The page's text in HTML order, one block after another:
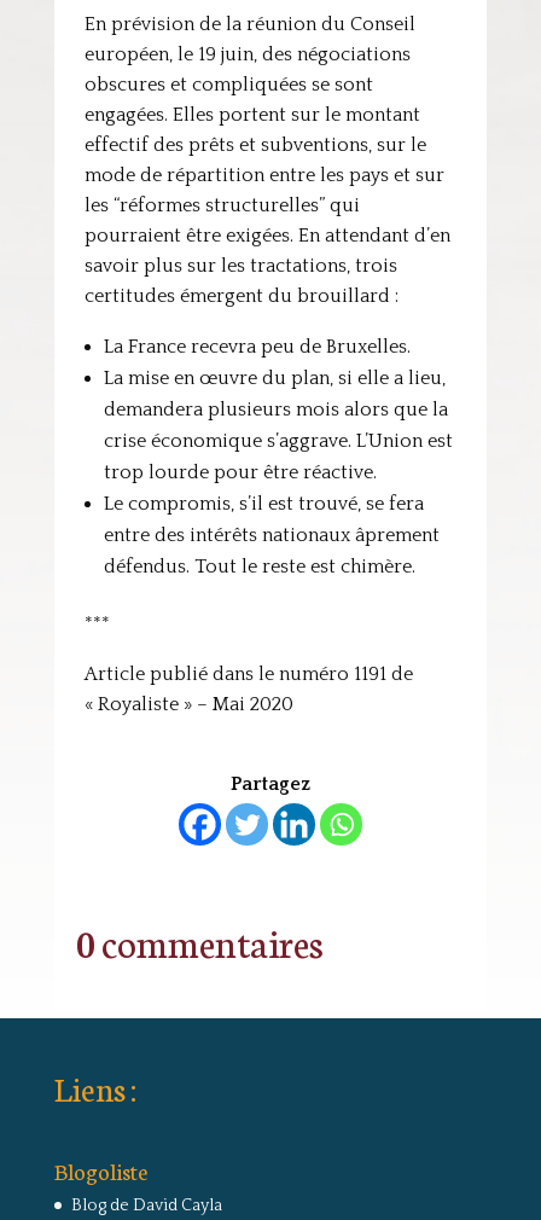
En prévision de la réunion du Conseil
européen, le 19 juin, des négociations
obscures et compliquées se sont
engagées. Elles portent sur le montant
effectif des prêts et subventions, sur le
mode de répartition entre les pays et sur
les “réformes structurelles” qui
pourraient être exigées. En attendant d’en
savoir plus sur les tractations, trois
certitudes émergent du brouillard :
La France recevra peu de Bruxelles.
La mise en œuvre du plan, si elle a lieu,
demandera plusieurs mois alors que la
crise économique s’aggrave. L’Union est
trop lourde pour être réactive.
Le compromis, s’il est trouvé, se fera
entre des intérêts nationaux âprement
défendus. Tout le reste est chimère.
***
Article publié dans le numéro 1191 de
« Royaliste » – Mai 2020
Partagez
0 commentaires
Liens :
Blogoliste
Blog de David Cayla